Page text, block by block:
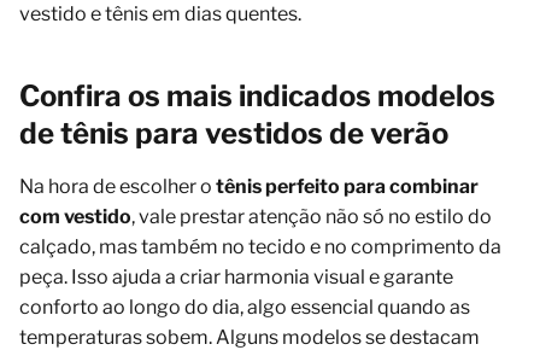
vestido e tênis em dias quentes.
Confira os mais indicados modelos
de tênis para vestidos de verão
Na hora de escolher o tênis perfeito para combinar
com vestido, vale prestar atenção não só no estilo do
calçado, mas também no tecido e no comprimento da
peça. Isso ajuda a criar harmonia visual e garante
conforto ao longo do dia, algo essencial quando as
temperaturas sobem. Alguns modelos se destacam